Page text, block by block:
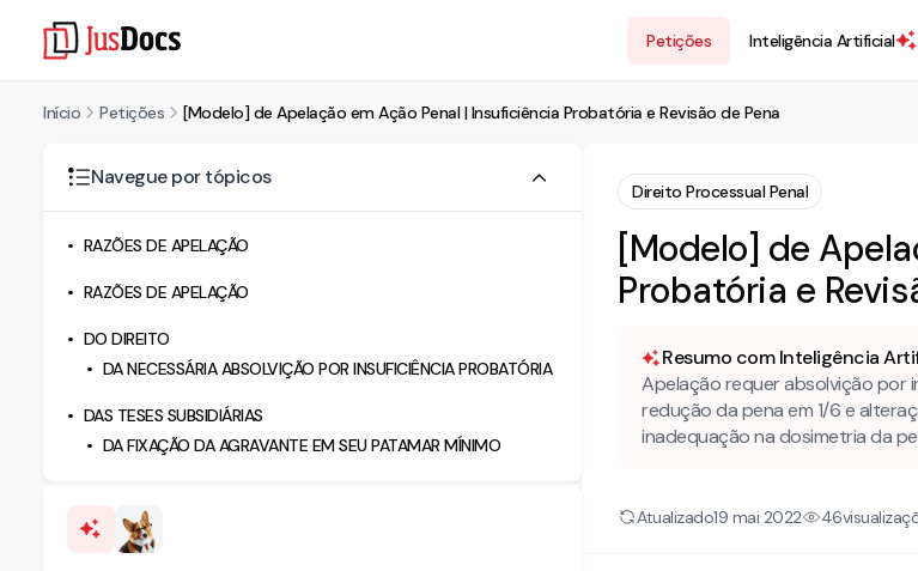
Petições Inteligência Artificial
Início Petições [Modelo] de Apelação em Ação Penal | Insuficiência Probatória e Revisão de Pena
Navegue por tópicos
RAZÕES DE APELAÇÃO
RAZÕES DE APELAÇÃO
DO DIREITO
DA NECESSÁRIA ABSOLVIÇÃO POR INSUFICIÊNCIA PROBATÓRIA
DAS TESES SUBSIDIÁRIAS
DA FIXAÇÃO DA AGRAVANTE EM SEU PATAMAR MÍNIMO
Direito Processual Penal
[Modelo] de
Probatória e
Resumo com Inteligência
Apelação requer absolvição por
redução da pena em 1/6 e
inadequação na dosimetria da
Atualizado19 mai 2022 46